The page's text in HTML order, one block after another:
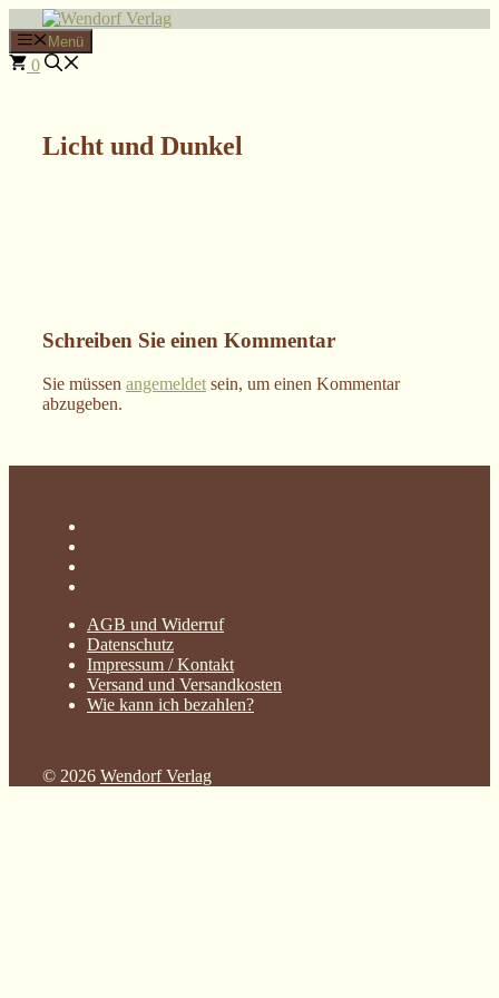
Inhalt
springen
Menü
0
Licht und Dunkel
Schreiben Sie einen Kommentar
Sie müssen angemeldet sein, um einen Kommentar
abzugeben.
AGB und Widerruf
Datenschutz
Impressum / Kontakt
Versand und Versandkosten
Wie kann ich bezahlen?
© 2026 Wendorf Verlag